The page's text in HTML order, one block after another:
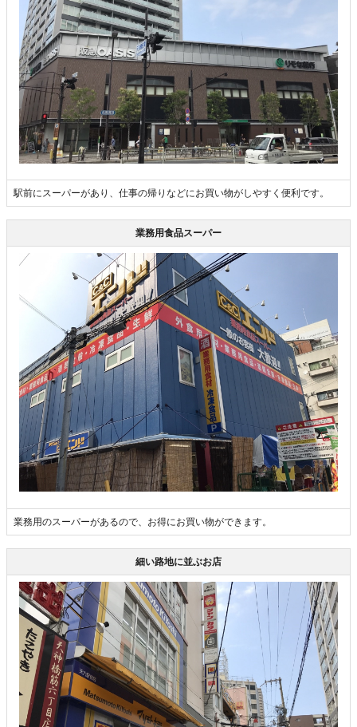
駅前にスーパーがあり、仕事の帰りなどにお買い物がしやすく便利です。
業務用食品スーパー
業務用のスーパーがあるので、お得にお買い物ができます。
細い路地に並ぶお店